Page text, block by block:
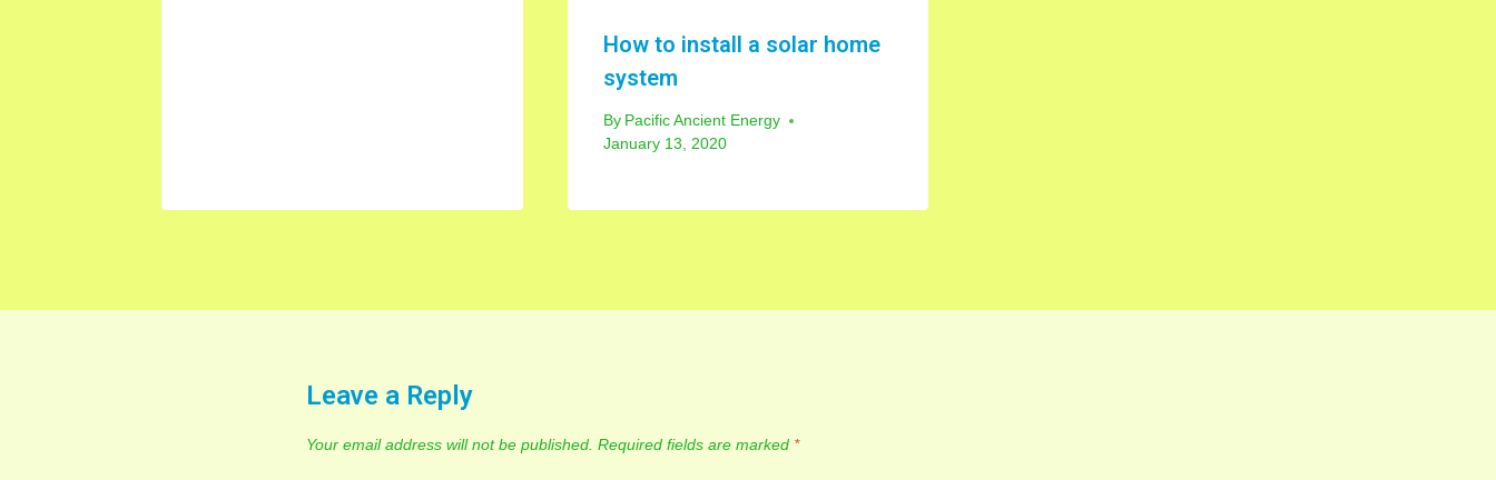
How to install a solar home
system
By Pacific Ancient Energy
January 13, 2020
Leave a Reply
Your email address will not be published. Required fields are marked *